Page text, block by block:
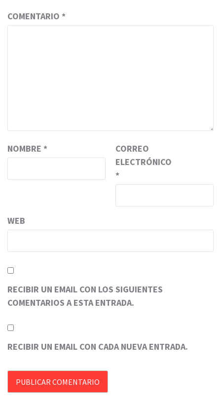
COMENTARIO *
NOMBRE *
CORREO
ELECTRÓNICO
*
WEB
RECIBIR UN EMAIL CON LOS SIGUIENTES
COMENTARIOS A ESTA ENTRADA.
RECIBIR UN EMAIL CON CADA NUEVA ENTRADA.